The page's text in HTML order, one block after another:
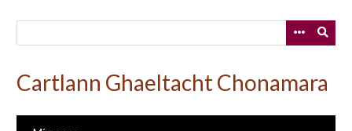
Cartlann Ghaeltacht Chonamara